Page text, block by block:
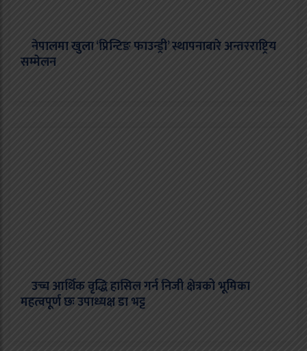
नेपालमा खुला ‘प्रिन्टिङ फाउन्ड्री’ स्थापनाबारे अन्तरराष्ट्रिय
सम्मेलन
उच्च आर्थिक वृद्धि हासिल गर्न निजी क्षेत्रको भूमिका
महत्वपूर्ण छः उपाध्यक्ष डा भट्ट